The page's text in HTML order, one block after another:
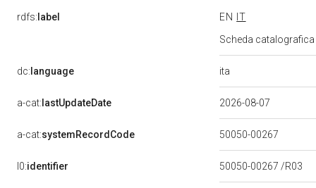
rdfs: label EN
IT
Scheda
dc: language ita
a-cat: lastUpdateDate 2026-08-07
a-cat:systemRecordCode 50050-00267
l0:identifier 50050-00267 /R03